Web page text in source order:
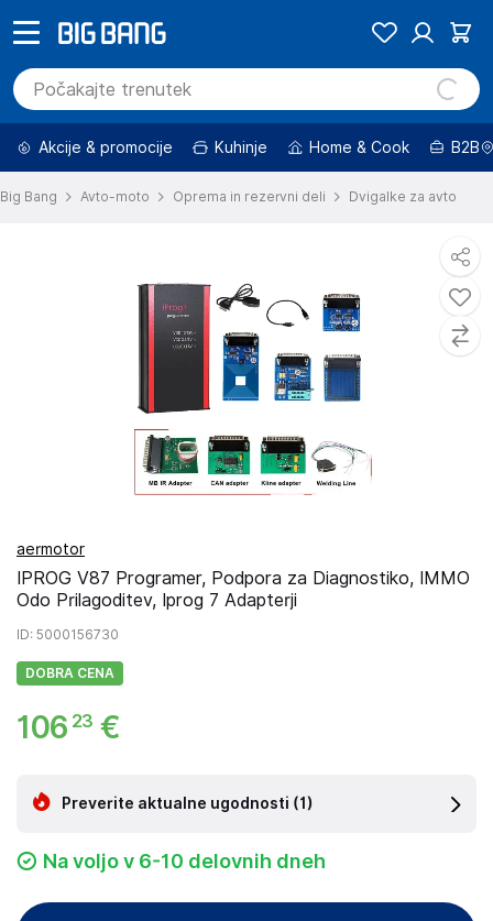
Akcije & promocije Kuhinje Home & Cook B2B
Big Bang Avto-moto Oprema in rezervni deli Dvigalke za avto
aermotor
IPROG V87 Programer, Podpora za Diagnostiko, IMMO
Odo Prilagoditev, Iprog 7 Adapterji
ID: 5000156730
DOBRA CENA
106 23 €
Preverite aktualne ugodnosti (1)
Na voljo v 6-10 delovnih dneh